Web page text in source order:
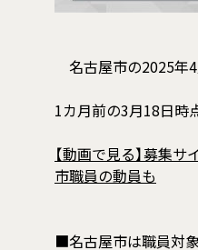
名古屋市の2025年4
1カ月前の3月18日時
【動画で見る】募集
市職員の動員も
■名古屋市は職員対